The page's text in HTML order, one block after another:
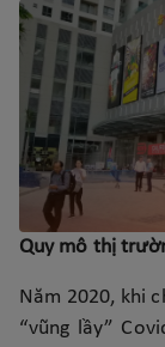
Quy mô thị
Năm 2020, khi
“vũng lầy”